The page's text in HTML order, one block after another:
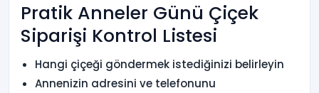
Pratik Anneler Günü Çiçek
Siparişi Kontrol Listesi
Hangi çiçeği göndermek istediğinizi belirleyin
Annenizin adresini ve telefonunu